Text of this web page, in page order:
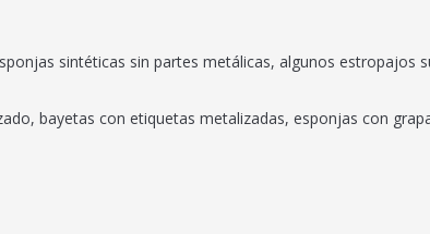
sintéticas sin partes metálicas, algunos estropajos
bayetas con etiquetas metalizadas, esponjas con